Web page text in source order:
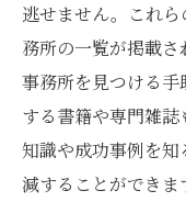
逃せません。これ
務所の一覧が掲載
事務所を見つける
する書籍や専門雑
知識や成功事例を
減することができま